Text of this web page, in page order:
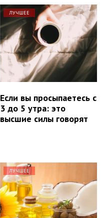
ЛУЧШЕЕ
Если вы просыпаетесь с
3 до 5 утра: это
высшие силы говорят
ЛУЧШЕЕ